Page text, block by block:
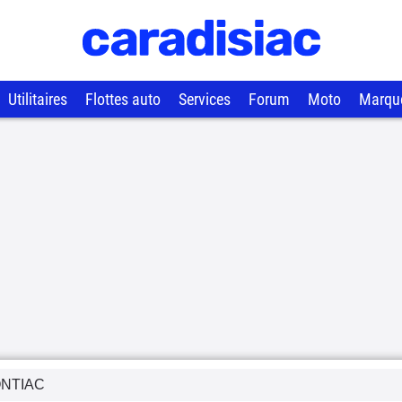
Utilitaires Flottes auto Services Forum Moto